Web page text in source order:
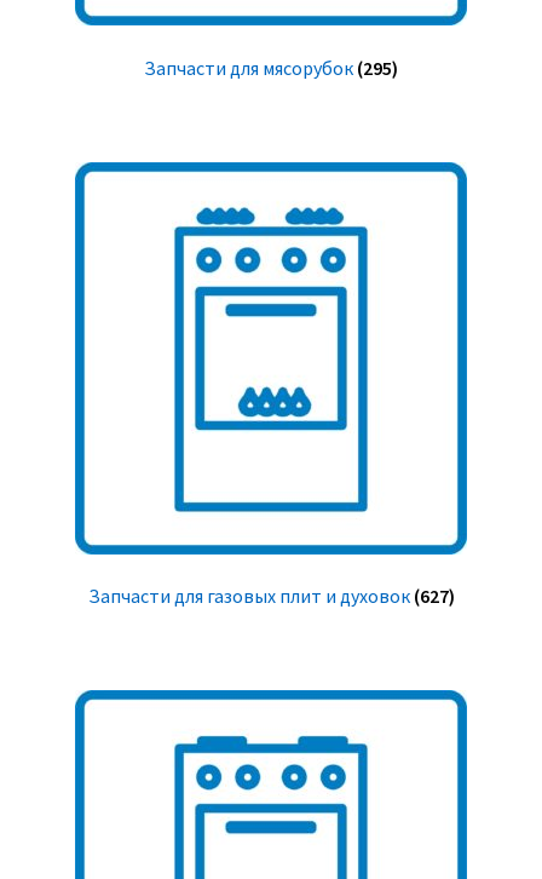
Запчасти для мясорубок (295)
Запчасти для газовых плит и духовок (627)